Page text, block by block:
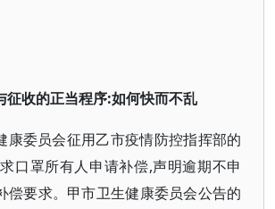
征收的正当程序:如何快而不乱
康委员会征用乙市疫情防控指挥部的
口罩所有人申请补偿,声明逾期不申
偿要求。甲市卫生健康委员会公告的